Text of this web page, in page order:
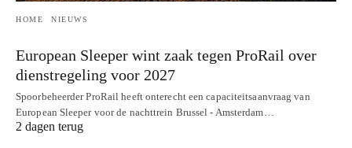
HOME NIEUWS
European Sleeper wint zaak tegen ProRail over
dienstregeling voor 2027
Spoorbeheerder ProRail heeft onterecht een capaciteitsaanvraag van
European Sleeper voor de nachttrein Brussel - Amsterdam…
2 dagen terug